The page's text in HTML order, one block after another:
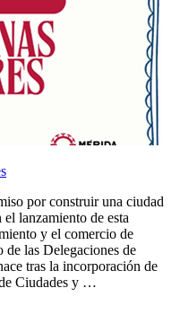
por construir una ciudad
lanzamiento de esta
y el comercio de
las Delegaciones de
tras la incorporación de
Ciudades y …